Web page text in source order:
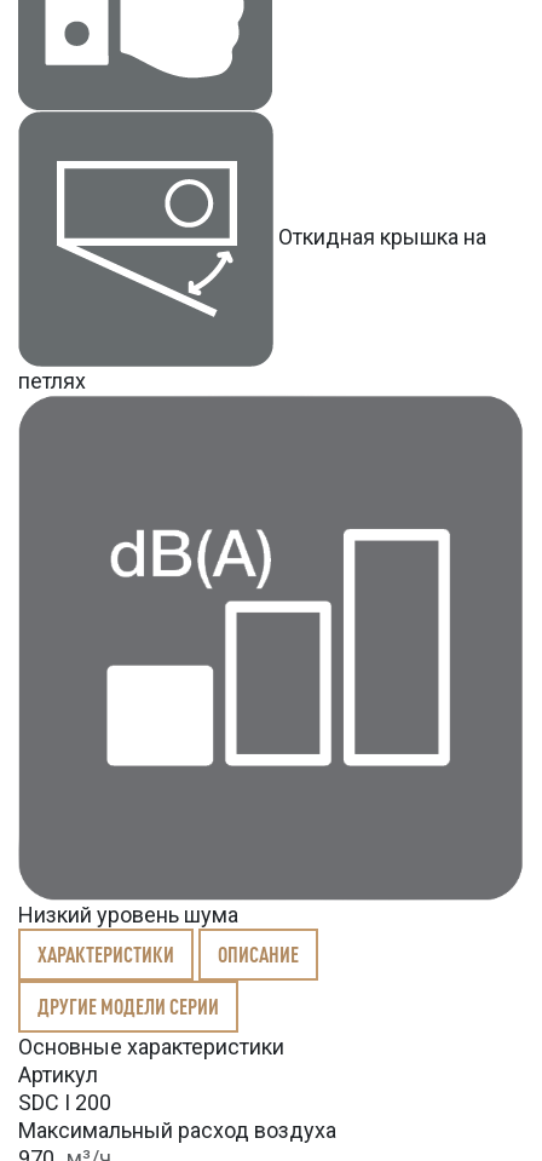
Откидная крышка на
петлях
Низкий уровень шума
ХАРАКТЕРИСТИКИ ОПИСАНИЕ
ДРУГИЕ МОДЕЛИ СЕРИИ
Основные характеристики
Артикул
SDC I 200
Максимальный расход воздуха